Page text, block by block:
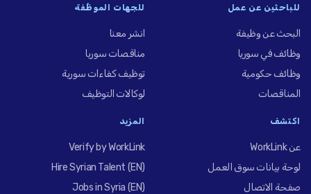
للباحثين عن عمل
البحث عن وظيفة
وظائف في سوريا
وظائف حكومية
المناقصات
للجهات الموظِّفة
انشر معنا
مناقصات سوريا
توظيف كفاءات سورية
لوكالات التوظيف
اكتشف
عن WorkLink
لوحة بيانات سوق العمل
صفحة الاتصال
المزيد
Verify by WorkLink
Hire Syrian Talent (EN)
Jobs in Syria (EN)